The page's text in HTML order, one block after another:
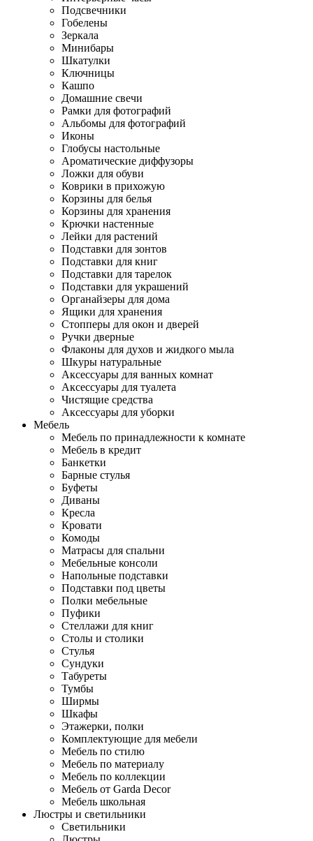
Подсвечники
Гобелены
Зеркала
Минибары
Шкатулки
Ключницы
Кашпо
Домашние свечи
Рамки для фотографий
Альбомы для фотографий
Иконы
Глобусы настольные
Ароматические диффузоры
Ложки для обуви
Коврики в прихожую
Корзины для белья
Корзины для хранения
Крючки настенные
Лейки для растений
Подставки для зонтов
Подставки для книг
Подставки для тарелок
Подставки для украшений
Органайзеры для дома
Ящики для хранения
Стопперы для окон и дверей
Ручки дверные
Флаконы для духов и жидкого мыла
Шкуры натуральные
Аксессуары для ванных комнат
Аксессуары для туалета
Чистящие средства
Аксессуары для уборки
Мебель
Мебель по принадлежности к комнате
Мебель в кредит
Банкетки
Барные стулья
Буфеты
Диваны
Кресла
Кровати
Комоды
Матрасы для спальни
Мебельные консоли
Напольные подставки
Подставки под цветы
Полки мебельные
Пуфики
Стеллажи для книг
Столы и столики
Стулья
Сундуки
Табуреты
Тумбы
Ширмы
Шкафы
Этажерки, полки
Комплектующие для мебели
Мебель по стилю
Мебель по материалу
Мебель по коллекции
Мебель от Garda Decor
Мебель школьная
Люстры и светильники
Светильники